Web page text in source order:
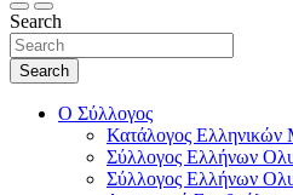
Search
Search
Ο Σύλλογος
Κατάλογος Ελληνικών
Σύλλογος Ελλήνων
Σύλλογος Ελλήνων